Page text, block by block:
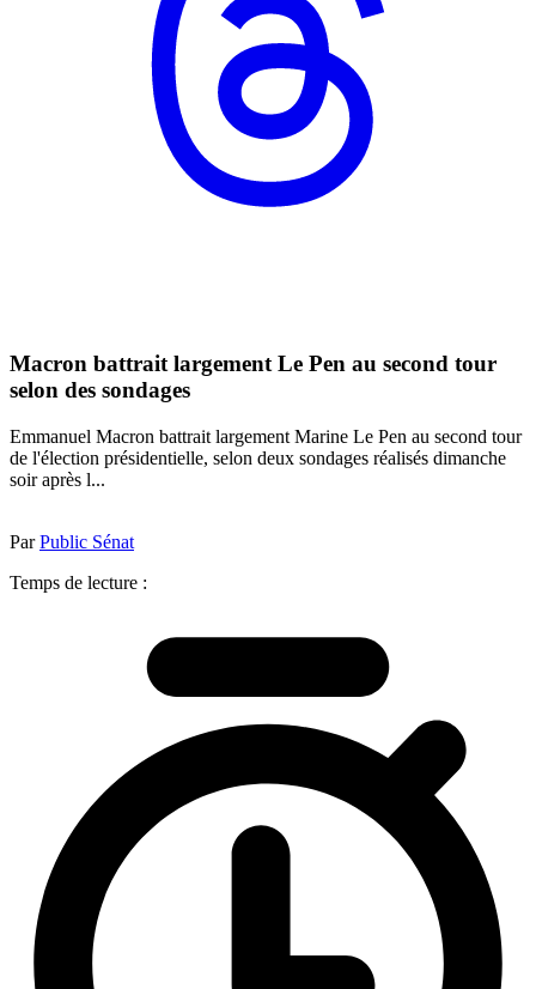
Macron battrait largement Le Pen au second tour
selon des sondages
Emmanuel Macron battrait largement Marine Le Pen au second tour
de l'élection présidentielle, selon deux sondages réalisés dimanche
soir après l...
ParPublic Sénat
Temps de lecture :